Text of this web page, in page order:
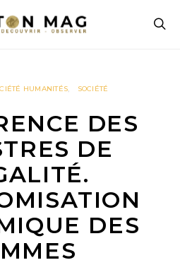
HUMANITÉS SOCIÉTÉ
DES
DE
DES